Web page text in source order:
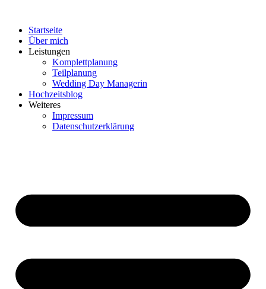
springenStartseite
Über mich
Leistungen
Komplettplanung
Teilplanung
Wedding Day Managerin
Hochzeitsblog
Weiteres
Impressum
Datenschutzerklärung